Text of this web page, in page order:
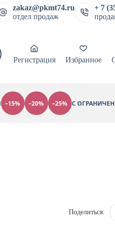
zakaz@pkmt74.ru
отдел продаж
+ 7
Регистрация Избранное
–15% –20% –25% С
Поделиться: